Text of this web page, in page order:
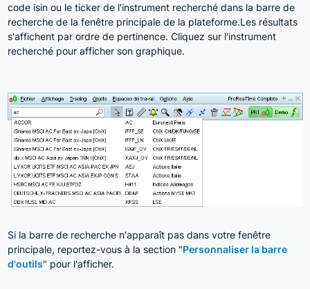
code isin ou le ticker de l'instrument recherché dans la barre de
recherche de la fenêtre principale de la plateforme.Les résultats
s'affichent par ordre de pertinence. Cliquez sur l'instrument
recherché pour afficher son graphique.
Si la barre de recherche n'apparaît pas dans votre fenêtre
principale, reportez-vous à la section "Personnaliser la barre
d'outils" pour l'afficher.